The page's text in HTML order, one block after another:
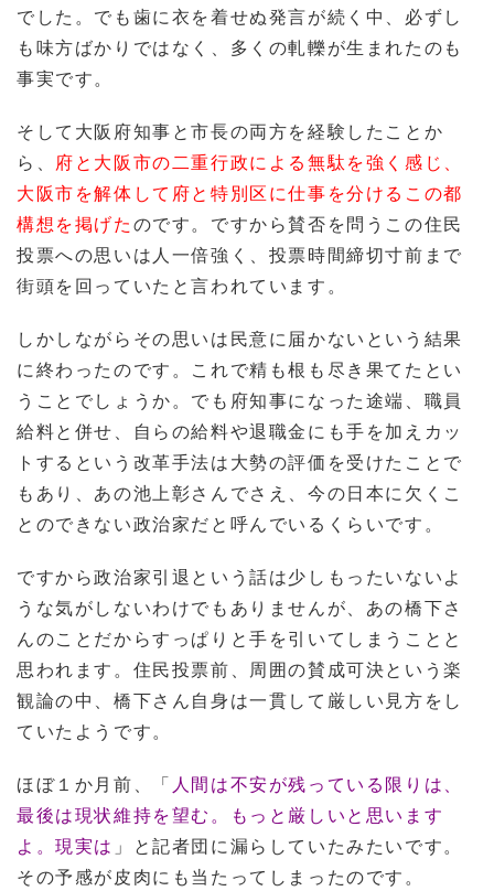
でした。でも歯に衣を着せぬ発言が続く中、必ずし
も味方ばかりではなく、多くの軋轢が生まれたのも
事実です。
そして大阪府知事と市長の両方を経験したことか
ら、 府と大阪市の二重行政による無駄を強く感じ、
大阪市を解体して府と特別区に仕事を分けるこの都
構想を掲げたのです。ですから賛否を問うこの住民
投票への思いは人一倍強く、投票時間締切寸前まで
街頭を回っていたと言われています。
しかしながらその思いは民意に届かないという結果
に終わったのです。これで精も根も尽き果てたとい
うことでしょうか。でも府知事になった途端、職員
給料と併せ、自らの給料や退職金にも手を加えカッ
トするという改革手法は大勢の評価を受けたことで
もあり、あの池上彰さんでさえ、今の日本に欠くこ
とのできない政治家だと呼んでいるくらいです。
ですから政治家引退という話は少しもったいないよ
うな気がしないわけでもありませんが、あの橋下さ
んのことだからすっぱりと手を引いてしまうことと
思われます。住民投票前、周囲の賛成可決という楽
観論の中、橋下さん自身は一貫して厳しい見方をし
ていたようです。
ほぼ１か月前、「 人間は不安が残っている限りは、
最後は現状維持を望む。もっと厳しいと思います
よ。現実は 」と記者団に漏らしていたみたいです。
その予感が皮肉にも当たってしまったのです。